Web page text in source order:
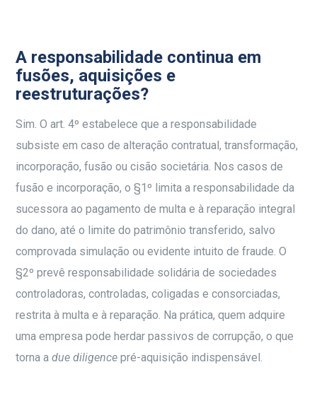
A responsabilidade continua em
fusões, aquisições e
reestruturações?
Sim. O art. 4º estabelece que a responsabilidade
subsiste em caso de alteração contratual, transformação,
incorporação, fusão ou cisão societária. Nos casos de
fusão e incorporação, o §1º limita a responsabilidade da
sucessora ao pagamento de multa e à reparação integral
do dano, até o limite do patrimônio transferido, salvo
comprovada simulação ou evidente intuito de fraude. O
§2º prevê responsabilidade solidária de sociedades
controladoras, controladas, coligadas e consorciadas,
restrita à multa e à reparação. Na prática, quem adquire
uma empresa pode herdar passivos de corrupção, o que
torna adue diligencepré-aquisição indispensável.